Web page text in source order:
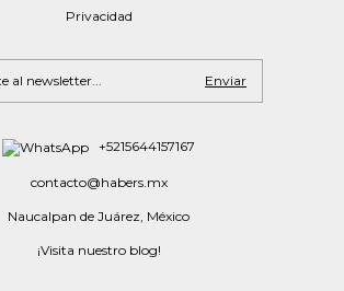
Privacidad
+5215644157167
contacto@habers.mx
Naucalpan de Juárez, México
¡Visita nuestro blog!